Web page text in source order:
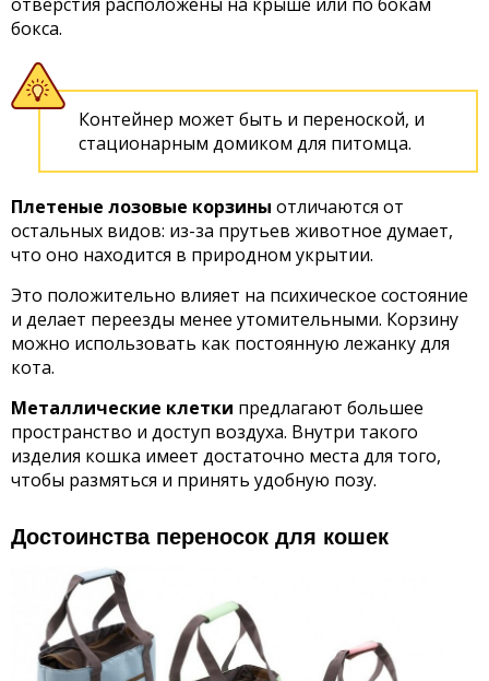
бокса.
Контейнер может быть и переноской, и
стационарным домиком для питомца.
Плетеные лозовые корзины отличаются от
остальных видов: из-за прутьев животное думает,
что оно находится в природном укрытии.
Это положительно влияет на психическое состояние
и делает переезды менее утомительными. Корзину
можно использовать как постоянную лежанку для
кота.
Металлические клетки предлагают большее
пространство и доступ воздуха. Внутри такого
изделия кошка имеет достаточно места для того,
чтобы размяться и принять удобную позу.
Достоинства переносок для кошек